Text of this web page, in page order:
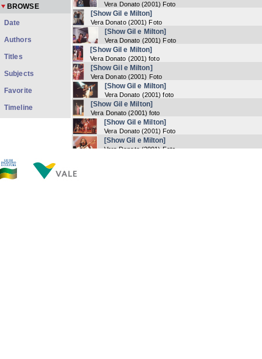
Vera Donato (2001) Foto
[Show Gil e Milton]
Vera Donato (2001) Foto
[Show Gil e Milton]
Vera Donato (2001) Foto
[Show Gil e Milton]
Vera Donato (2001) foto
[Show Gil e Milton]
Vera Donato (2001) Foto
[Show Gil e Milton]
Vera Donato (2001) foto
[Show Gil e Milton]
Vera Donato (2001) foto
[Show Gil e Milton]
Vera Donato (2001) Foto
[Show Gil e Milton]
Vera Donato (2001) Foto
BROWSE
Date
Authors
Titles
Subjects
Favorite
Timeline